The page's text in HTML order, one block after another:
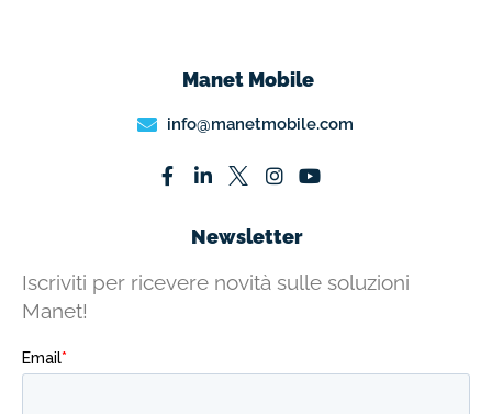
Manet Mobile
info@manetmobile.com
Newsletter
Iscriviti per ricevere novità sulle soluzioni
Manet!